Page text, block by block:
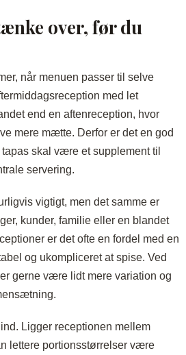
over, før du
når menuen passer til selve
med let
end en aftenreception, hvor
mere mætte. Derfor er det en god
skal være et supplement til
servering.
vigtigt, men det samme er
kunder, familie eller en blandet
er det ofte en fordel med en
og ukompliceret at spise. Ved
gerne være lidt mere variation og
Ligger receptionen mellem
lettere portionsstørrelser være